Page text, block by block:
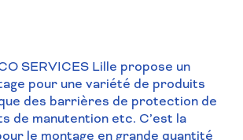
SERVICES Lille propose un
pour une variété de produits
des barrières de protection de
de manutention etc. C’est la
le montage en grande quantité